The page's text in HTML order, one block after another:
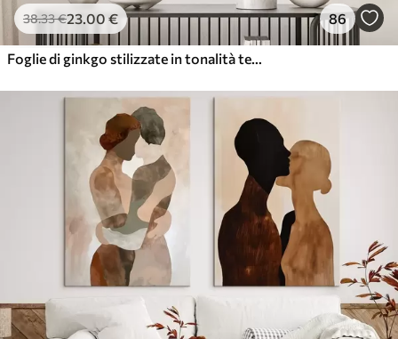
38.33€23.00 € 86
Foglie di ginkgo stilizzate in tonalità tenui